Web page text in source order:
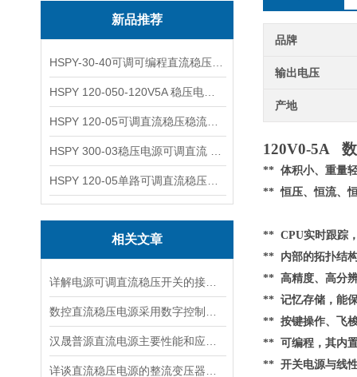
新品推荐
相关文章
品牌
输出电压
产地
120V0-5A
** 体积小、重量
** 恒压、恒流、
** CPU实时跟踪
** 内部的拓扑结
** 高精度、高分
** 记忆存储，能
** 按键操作、飞
** 可编程，其内
** 开关电源与线